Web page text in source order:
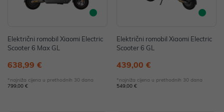
Električni romobil Xiaomi Electric
Scooter 6 Max GL
638,99 €
*najniža cijena u prethodnih 30 dana
799,00 €
Električni romobil Xiaomi Electric
Scooter 6 GL
439,00 €
*najniža cijena u prethodnih 30 dana
549,00 €